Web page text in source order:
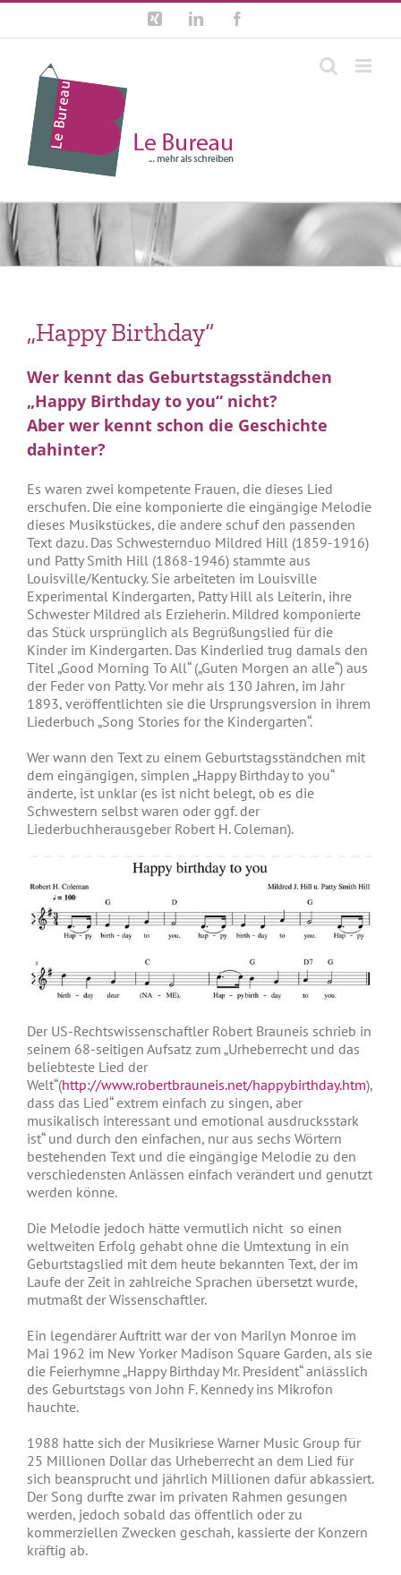
Zum
springen
Xing LinkedIn
„Happy Birthday“
Wer kennt das Geburtstagsständchen
„Happy Birthday to you“ nicht?
Aber wer kennt schon die Geschichte
dahinter?
Es waren zwei kompetente Frauen, die dieses Lied
erschufen. Die eine komponierte die eingängige Melodie
dieses Musikstückes, die andere schuf den passenden
Text dazu. Das Schwesternduo Mildred Hill (1859-1916)
und Patty Smith Hill (1868-1946) stammte aus
Louisville/Kentucky. Sie arbeiteten im Louisville
Experimental Kindergarten, Patty Hill als Leiterin, ihre
Schwester Mildred als Erzieherin. Mildred komponierte
das Stück ursprünglich als Begrüßungslied für die
Kinder im Kindergarten. Das Kinderlied trug damals den
Titel „Good Morning To All“ („Guten Morgen an alle“) aus
der Feder von Patty. Vor mehr als 130 Jahren, im Jahr
1893, veröffentlichten sie die Ursprungsversion in ihrem
Liederbuch „Song Stories for the Kindergarten“.
Wer wann den Text zu einem Geburtstagsständchen mit
dem eingängigen, simplen „Happy Birthday to you“
änderte, ist unklar (es ist nicht belegt, ob es die
Schwestern selbst waren oder ggf. der
Liederbuchherausgeber Robert H. Coleman).
Der US-Rechtswissenschaftler Robert Brauneis schrieb in
seinem 68-seitigen Aufsatz zum „Urheberrecht und das
beliebteste Lied der
Welt“(http://www.robertbrauneis.net/happybirthday.htm),
dass das Lied“ extrem einfach zu singen, aber
musikalisch interessant und emotional ausdrucksstark
ist“ und durch den einfachen, nur aus sechs Wörtern
bestehenden Text und die eingängige Melodie zu den
verschiedensten Anlässen einfach verändert und genutzt
werden könne.
Die Melodie jedoch hätte vermutlich nicht so einen
weltweiten Erfolg gehabt ohne die Umtextung in ein
Geburtstagslied mit dem heute bekannten Text, der im
Laufe der Zeit in zahlreiche Sprachen übersetzt wurde,
mutmaßt der Wissenschaftler.
Ein legendärer Auftritt war der von Marilyn Monroe im
Mai 1962 im New Yorker Madison Square Garden, als sie
die Feierhymne „Happy Birthday Mr. President“ anlässlich
des Geburtstags von John F. Kennedy ins Mikrofon
hauchte.
1988 hatte sich der Musikriese Warner Music Group für
25 Millionen Dollar das Urheberrecht an dem Lied für
sich beansprucht und jährlich Millionen dafür abkassiert.
Der Song durfte zwar im privaten Rahmen gesungen
werden, jedoch sobald das öffentlich oder zu
kommerziellen Zwecken geschah, kassierte der Konzern
kräftig ab.